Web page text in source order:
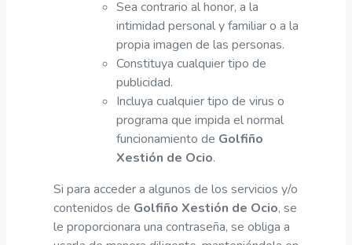
Sea contrario al honor, a la
intimidad personal y familiar o a la
propia imagen de las personas.
Constituya cualquier tipo de
publicidad.
Incluya cualquier tipo de virus o
programa que impida el normal
funcionamiento de Golfiño
Xestión de Ocio.
Si para acceder a algunos de los servicios y/o
contenidos de Golfiño Xestión de Ocio, se
le proporcionara una contraseña, se obliga a